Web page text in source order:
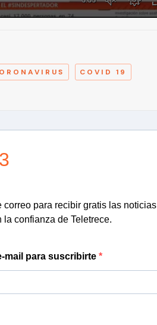
COVID 19
correo para recibir gratis las noticias
confianza de Teletrece.
mail para suscribirte